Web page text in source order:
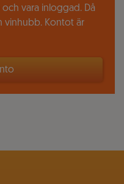
vara inloggad. Då
vinhubb. Kontot är